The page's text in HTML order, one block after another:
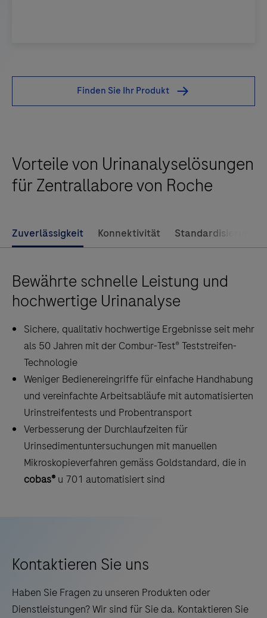
von
standardisierten
Finden Sie Ihr Produkt
Vorteile von Urinanalyselösungen
für Zentrallabore von Roche
Zuverlässigkeit Konnektivität Standardisierung
Bewährte schnelle Leistung und
hochwertige Urinanalyse
Sichere, qualitativ hochwertige Ergebnisse seit mehr
als 50 Jahren mit der Combur-Test® Teststreifen-
Technologie
Weniger Bedienereingriffe für einfache Handhabung
und vereinfachte Arbeitsabläufe mit automatisierten
Urinstreifentests und Probentransport
Verbesserung der Durchlaufzeiten für
Urinsedimentuntersuchungen mit manuellen
Mikroskopieverfahren gemäss Goldstandard, die in
cobas® u 701 automatisiert sind
Kontaktieren Sie uns
Haben Sie Fragen zu unseren Produkten oder
Dienstleistungen? Wir sind für Sie da. Kontaktieren Sie